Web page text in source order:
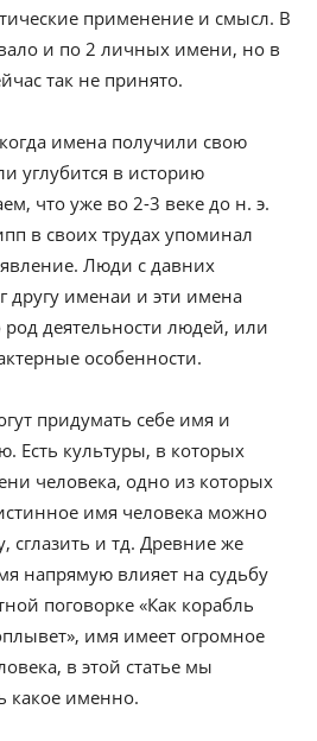
применение и смысл. В
и по 2 личных имени, но в
так не принято.
имена получили свою
углубится в историю
что уже во 2-3 веке до н. э.
в своих трудах упоминал
Люди с давних
другу именаи и эти имена
деятельности людей, или
особенности.
придумать себе имя и
Есть культуры, в которых
человека, одно из которых
имя человека можно
сглазить и тд. Древние же
напрямую влияет на судьбу
поговорке «Как корабль
имя имеет огромное
в этой статье мы
какое именно.